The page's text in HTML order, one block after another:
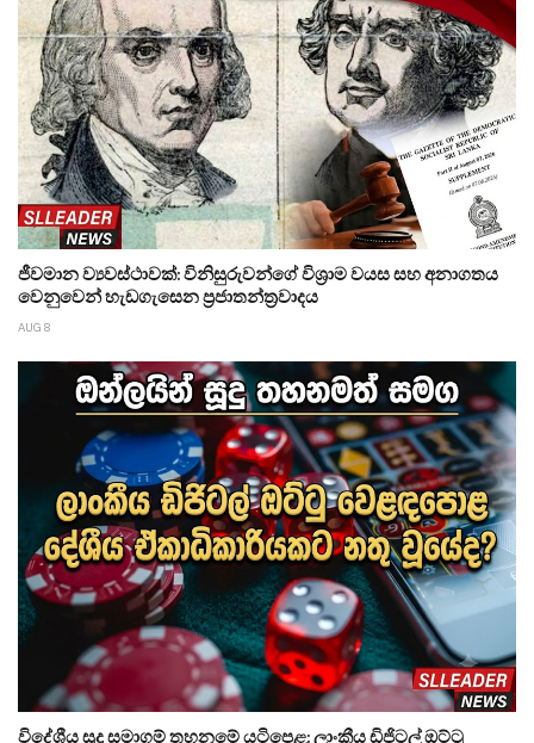
ජීවමාන ව්‍යවස්ථාවක්: විනිසුරුවන්ගේ විශ්‍රාම වයස සහ අනාගතය
වෙනුවෙන් හැඩගැසෙන ප්‍රජාතන්ත්‍රවාදය
AUG 8
විදේශීය සූදු සමාගම් තහනමේ යටිපෙළ: ලාංකීය ඩිජිටල් ඔට්ටු